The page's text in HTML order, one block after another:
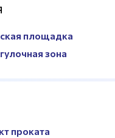
площадка
зона
проката